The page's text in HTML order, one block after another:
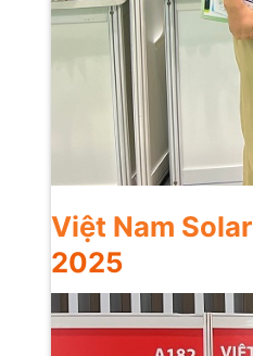
Việt Nam Solar
2025